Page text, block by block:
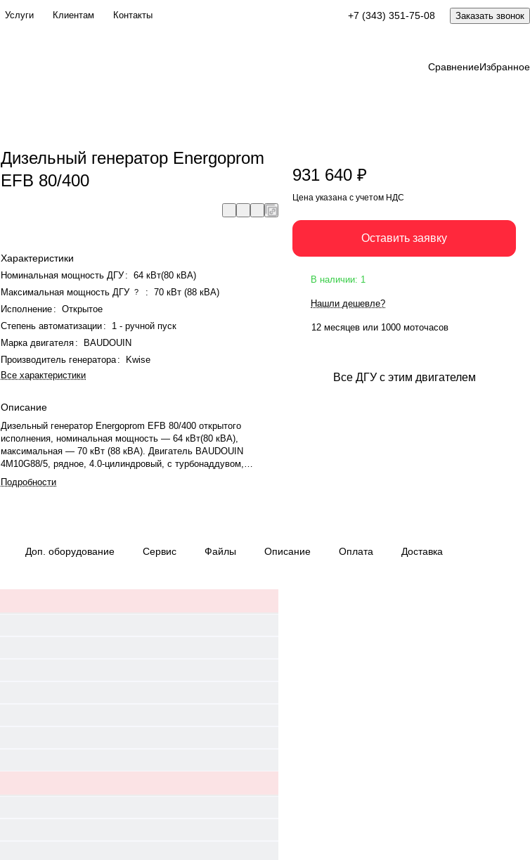
Услуги Клиентам Контакты +7 (343) 351-75-08 Заказать звонок
СравнениеИзбранное
Дизельный генератор Energoprom
EFB 80/400
Оставить заявку
Характеристики
Номинальная мощность ДГУ:
64 кВт(80 кВА)
Максимальная мощность ДГУ ? :
70 кВт (88 кВА)
Исполнение :
Открытое
Степень автоматизации :
1 - ручной пуск
Марка двигателя :
BAUDOUIN
Производитель генератора:
Kwise
Все характеристики
Описание
Дизельный генератор Energoprom EFB 80/400 открытого
исполнения, номинальная мощность — 64 кВт(80 кВА),
максимальная — 70 кВт (88 кВА). Двигатель BAUDOUIN
4M10G88/5, рядное, 4.0-цилиндровый, с турбонаддувом,
электронный регулятором оборотов. Номинальная мощность
двигателя — 69 кВт. Объём двигателя — 4.087 л. Система
датчиком уровня топлива. Панель управления — Deep Sea DSE
мм. Производство: Россия, гарантия — 12 месяцев или 1000
Подробности
931 640 ₽
Цена указана с учетом НДС
Оставить заявку
В наличии: 1
Нашли дешевле?
12 месяцев или 1000 моточасов
Все ДГУ с этим двигателем
Доп. оборудование Сервис Файлы Описание Оплата Доставка